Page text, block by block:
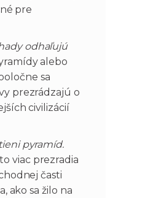
pre
odhaľujú
alebo
sa
prezrádzajú o
civilizácií
pyramíd.
viac prezradia
časti
ako sa žilo na